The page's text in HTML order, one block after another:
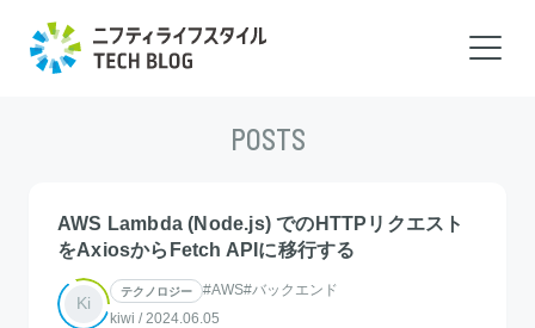
POSTS
AWS Lambda (Node.js) でのHTTPリクエスト
をAxiosからFetch APIに移行する
Ki
テクノロジー #AWS#バックエンド
kiwi / 2024.06.05